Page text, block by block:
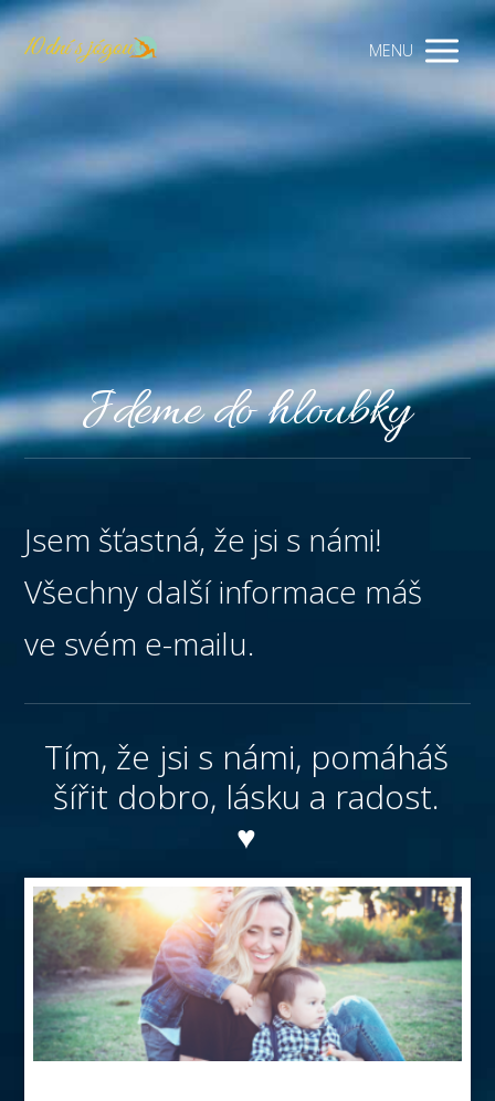
MENU
Jdeme do hloubky
Jsem šťastná, že jsi s námi!
Všechny další informace máš
ve svém e-mailu.
Tím, že jsi s námi, pomáháš
šířit dobro, lásku a radost.
♥